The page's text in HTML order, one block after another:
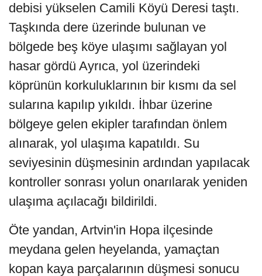
debisi yükselen Camili Köyü Deresi taştı.
Taşkında dere üzerinde bulunan ve
bölgede beş köye ulaşımı sağlayan yol
hasar gördü Ayrıca, yol üzerindeki
köprünün korkuluklarının bir kısmı da sel
sularına kapılıp yıkıldı. İhbar üzerine
bölgeye gelen ekipler tarafından önlem
alınarak, yol ulaşıma kapatıldı. Su
seviyesinin düşmesinin ardından yapılacak
kontroller sonrası yolun onarılarak yeniden
ulaşıma açılacağı bildirildi.
Öte yandan, Artvin'in Hopa ilçesinde
meydana gelen heyelanda, yamaçtan
kopan kaya parçalarının düşmesi sonucu